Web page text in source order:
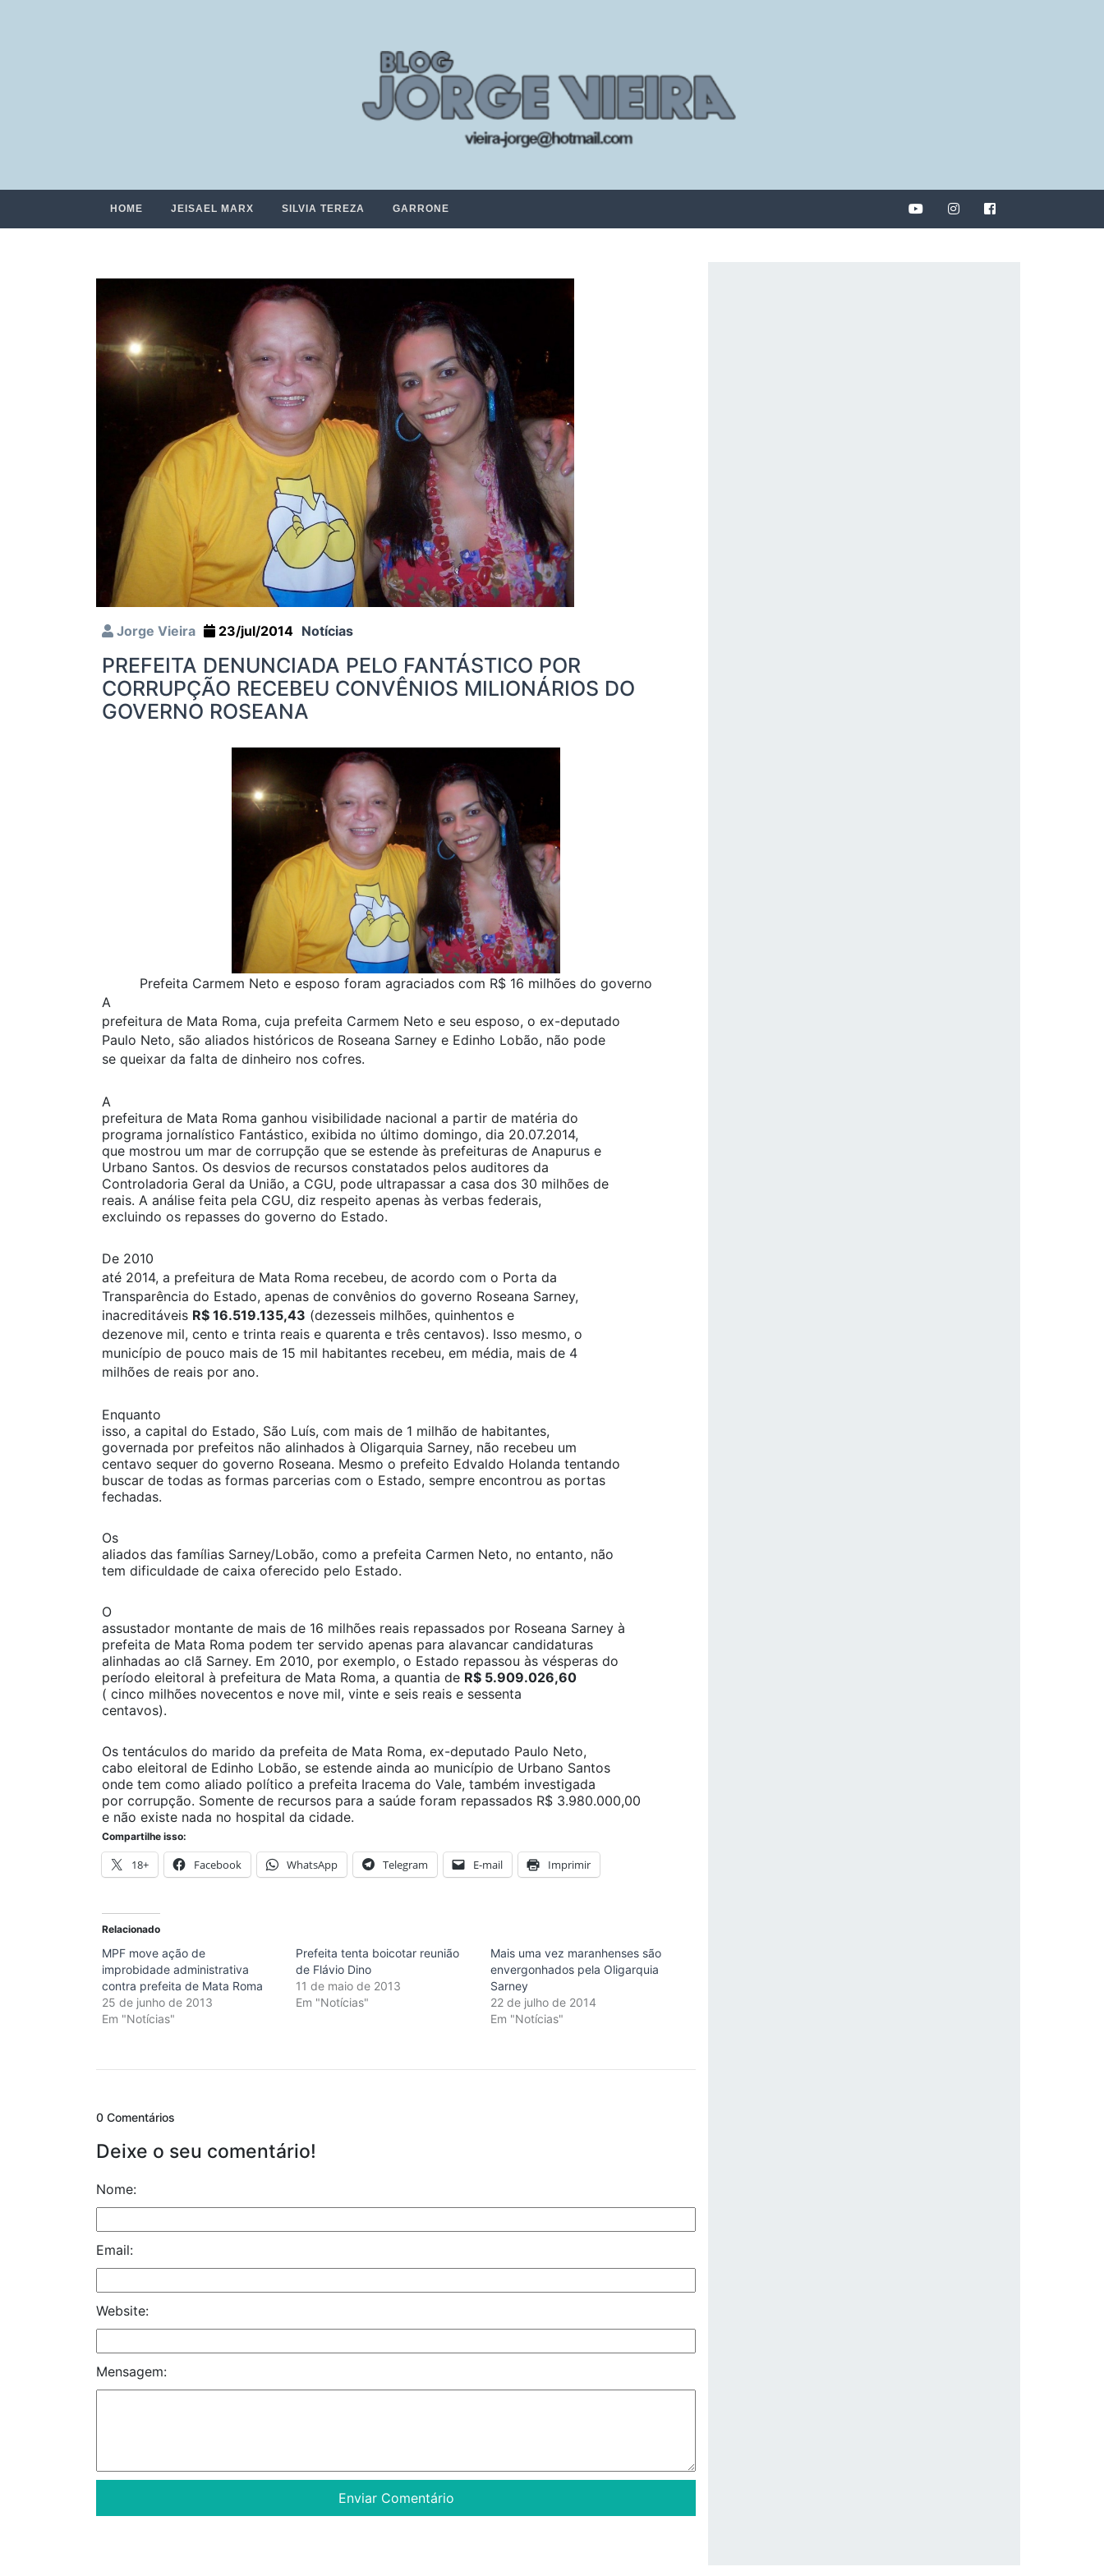
HOME JEISAEL MARX SILVIA TEREZA GARRONE
Jorge Vieira 23/jul/2014 Notícias
PREFEITA DENUNCIADA PELO FANTÁSTICO POR
CORRUPÇÃO RECEBEU CONVÊNIOS MILIONÁRIOS DO
GOVERNO ROSEANA
Prefeita Carmem Neto e esposo foram agraciados com R$ 16 milhões do governo
A
prefeitura de Mata Roma, cuja prefeita Carmem Neto e seu esposo, o ex-deputado
Paulo Neto, são aliados históricos de Roseana Sarney e Edinho Lobão, não pode
se queixar da falta de dinheiro nos cofres.
A
prefeitura de Mata Roma ganhou visibilidade nacional a partir de matéria do
programa jornalístico Fantástico, exibida no último domingo, dia 20.07.2014,
que mostrou um mar de corrupção que se estende às prefeituras de Anapurus e
Urbano Santos. Os desvios de recursos constatados pelos auditores da
Controladoria Geral da União, a CGU, pode ultrapassar a casa dos 30 milhões de
reais. A análise feita pela CGU, diz respeito apenas às verbas federais,
excluindo os repasses do governo do Estado.
De 2010
até 2014, a prefeitura de Mata Roma recebeu, de acordo com o Porta da
Transparência do Estado, apenas de convênios do governo Roseana Sarney,
inacreditáveis R$ 16.519.135,43 (dezesseis milhões, quinhentos e
dezenove mil, cento e trinta reais e quarenta e três centavos). Isso mesmo, o
município de pouco mais de 15 mil habitantes recebeu, em média, mais de 4
milhões de reais por ano.
Enquanto
isso, a capital do Estado, São Luís, com mais de 1 milhão de habitantes,
governada por prefeitos não alinhados à Oligarquia Sarney, não recebeu um
centavo sequer do governo Roseana. Mesmo o prefeito Edvaldo Holanda tentando
buscar de todas as formas parcerias com o Estado, sempre encontrou as portas
fechadas.
Os
aliados das famílias Sarney/Lobão, como a prefeita Carmen Neto, no entanto, não
tem dificuldade de caixa oferecido pelo Estado.
O
assustador montante de mais de 16 milhões reais repassados por Roseana Sarney à
prefeita de Mata Roma podem ter servido apenas para alavancar candidaturas
alinhadas ao clã Sarney. Em 2010, por exemplo, o Estado repassou às vésperas do
período eleitoral à prefeitura de Mata Roma, a quantia de R$ 5.909.026,60
( cinco milhões novecentos e nove mil, vinte e seis reais e sessenta
centavos).
Os tentáculos do marido da prefeita de Mata Roma, ex-deputado Paulo Neto,
cabo eleitoral de Edinho Lobão, se estende ainda ao município de Urbano Santos
onde tem como aliado político a prefeita Iracema do Vale, também investigada
por corrupção. Somente de recursos para a saúde foram repassados R$ 3.980.000,00
e não existe nada no hospital da cidade.
Compartilhe isso:
18+ Facebook WhatsApp Telegram E-mail Imprimir
Relacionado
MPF move ação de
improbidade administrativa
contra prefeita de Mata Roma
25 de junho de 2013
Em "Notícias"
Prefeita tenta boicotar reunião
de Flávio Dino
11 de maio de 2013
Em "Notícias"
Mais uma vez maranhenses são
envergonhados pela Oligarquia
Sarney
22 de julho de 2014
Em "Notícias"
0 Comentários
Deixe o seu comentário!
Nome:
Email:
Website:
Mensagem: